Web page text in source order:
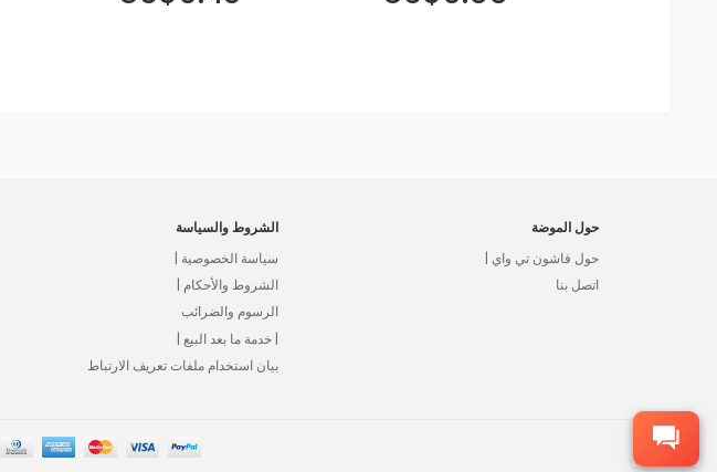
حول الموضة
حول فاشون تي واي |
اتصل بنا
الشروط والسياسة
سياسة الخصوصية |
الشروط والأحكام |
الرسوم والضرائب
| خدمة ما بعد البيع |
بيان استخدام ملفات تعريف الارتباط